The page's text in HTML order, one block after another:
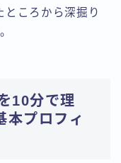
ころから深掘り
10分で理
本プロフィ